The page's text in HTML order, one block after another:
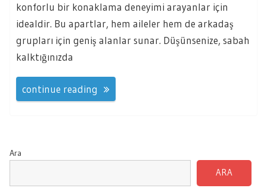
konforlu bir konaklama deneyimi arayanlar için
idealdir. Bu apartlar, hem aileler hem de arkadaş
grupları için geniş alanlar sunar. Düşünsenize, sabah
kalktığınızda
continue reading
Ara
ARA